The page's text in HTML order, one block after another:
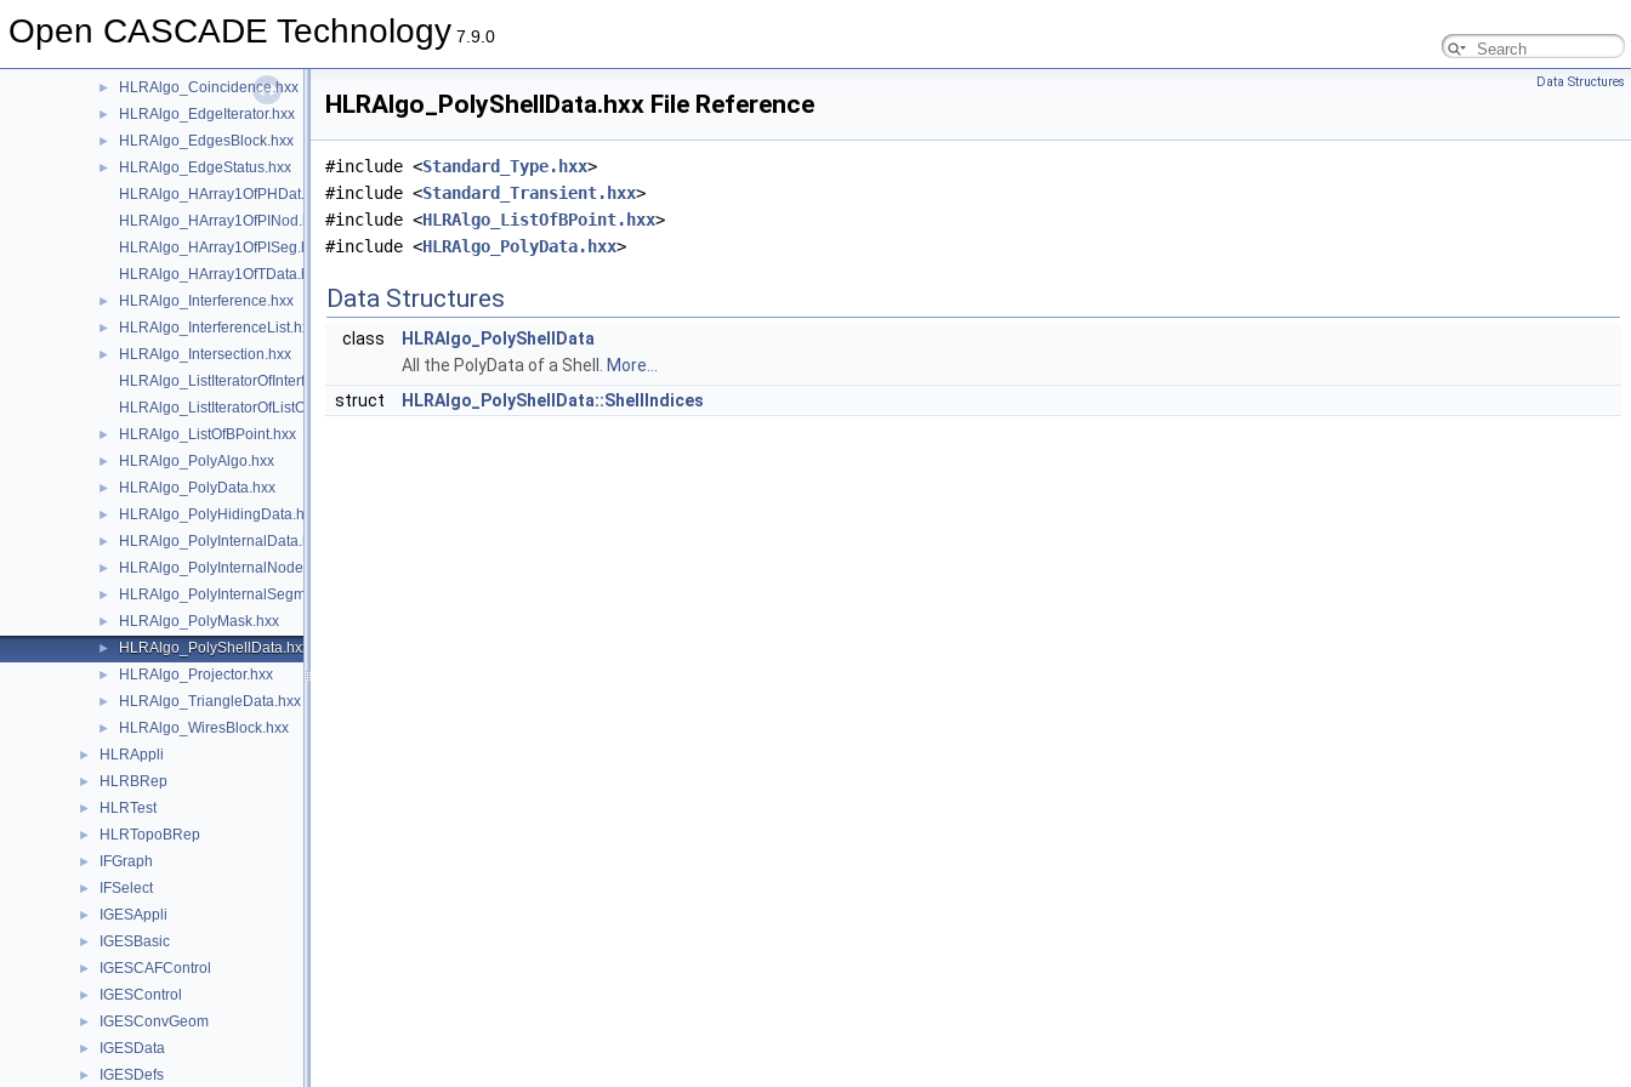
Open CASCADE Technology 7.9.0
► HLRAlgo_Array1OfTData.hxx
► HLRAlgo_Coincidence.hxx
► HLRAlgo_EdgeIterator.hxx
► HLRAlgo_EdgesBlock.hxx
►
HLRAlgo_EdgeStatus.hxx
HLRAlgo_HArray1OfPHDat.hxx
HLRAlgo_HArray1OfPINod.hxx
HLRAlgo_HArray1OfPISeg.hxx
HLRAlgo_HArray1OfTData.hxx
► HLRAlgo_Interference.hxx
► HLRAlgo_InterferenceList.hxx
►
HLRAlgo_Intersection.hxx
HLRAlgo_ListIteratorOfInterferenceList.hxx
HLRAlgo_ListIteratorOfListOfBPoint.hxx
► HLRAlgo_ListOfBPoint.hxx
► HLRAlgo_PolyAlgo.hxx
► HLRAlgo_PolyData.hxx
► HLRAlgo_PolyHidingData.hxx
► HLRAlgo_PolyInternalData.hxx
► HLRAlgo_PolyInternalNode.hxx
► HLRAlgo_PolyInternalSegment.hxx
► HLRAlgo_PolyMask.hxx
► HLRAlgo_PolyShellData.hxx
► HLRAlgo_Projector.hxx
► HLRAlgo_TriangleData.hxx
► HLRAlgo_WiresBlock.hxx
► HLRAppli
► HLRBRep
► HLRTest
► HLRTopoBRep
► IFGraph
► IFSelect
► IGESAppli
► IGESBasic
► IGESCAFControl
► IGESControl
► IGESConvGeom
► IGESData
► IGESDefs
Data Structures
HLRAlgo_PolyShellData.hxx File Reference
#include <Standard_Type.hxx>
#include <Standard_Transient.hxx>
#include <HLRAlgo_ListOfBPoint.hxx>
#include <HLRAlgo_PolyData.hxx>
Data Structures
class
HLRAlgo_PolyShellData
All the PolyData of a Shell.
More...
struct
HLRAlgo_PolyShellData::ShellIndices